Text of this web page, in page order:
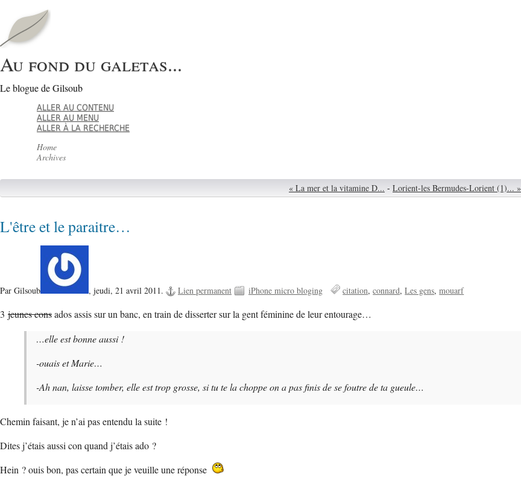
Au fond du galetas...
Le blogue de Gilsoub
ALLER AU CONTENU
ALLER AU MENU
ALLER À LA RECHERCHE
Home
Archives
« La mer et la vitamine D... - Lorient-les Bermudes-Lorient (1)... »
L'être et le paraitre…
Par Gilsoub , jeudi, 21 avril 2011. Lien permanent iPhone micro bloging citation connard Les gens mouarf
3 jeunes consados assis sur un banc, en train de disserter sur la gent féminine de leur entourage…
…elle est bonne aussi !
-ouais et Marie…
-Ah nan, laisse tomber, elle est trop grosse, si tu te la choppe on a pas finis de se foutre de ta gueule…
Chemin faisant, je n’ai pas entendu la suite !
Dites j’étais aussi con quand j’étais ado ?
Hein ? ouis bon, pas certain que je veuille une réponse